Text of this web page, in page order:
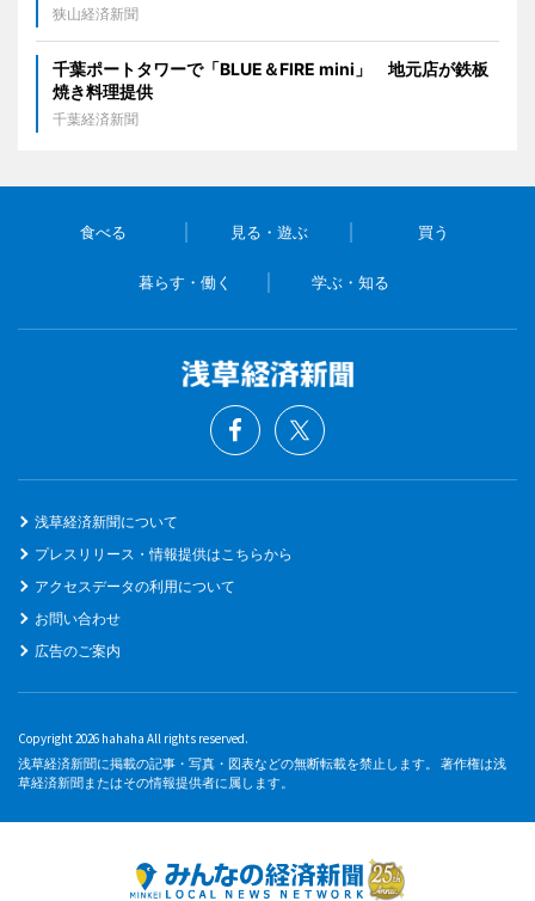
狭山経済新聞
千葉ポートタワーで「BLUE＆FIRE mini」 地元店が鉄板
焼き料理提供
千葉経済新聞
食べる 見る・遊ぶ 買う
暮らす・働く 学ぶ・知る
浅草経済新聞について
プレスリリース・情報提供はこちらから
アクセスデータの利用について
お問い合わせ
広告のご案内
Copyright 2026 hahaha All rights reserved.
浅草経済新聞に掲載の記事・写真・図表などの無断転載を禁止します。 著作権は浅
草経済新聞またはその情報提供者に属します。